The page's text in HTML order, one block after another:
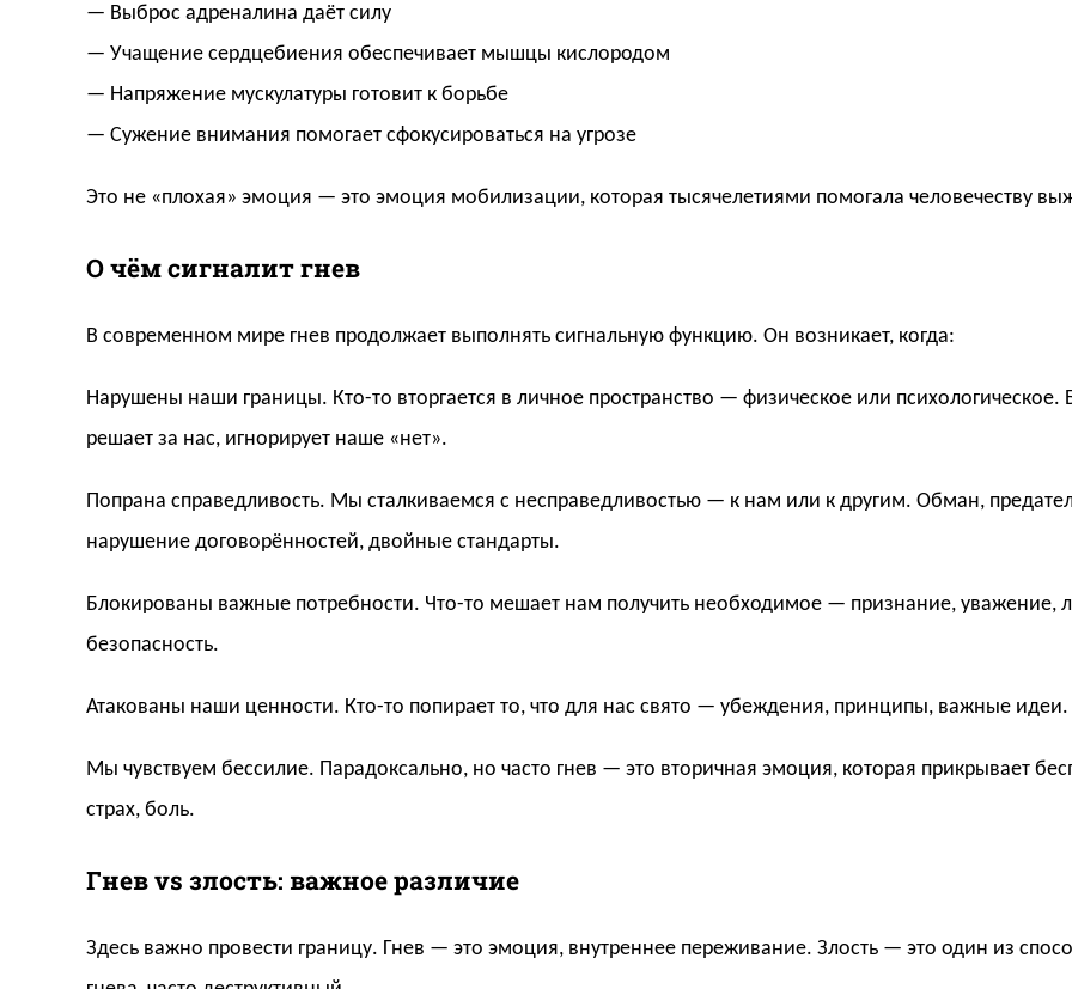
— Выброс адреналина даёт силу
— Учащение сердцебиения обеспечивает мышцы кислородом
— Напряжение мускулатуры готовит к борьбе
— Сужение внимания помогает сфокусироваться на угрозе
Это не «плохая» эмоция — это эмоция мобилизации, которая тысячелетиями помогала человечеству
О чём сигналит гнев
В современном мире гнев продолжает выполнять сигнальную функцию. Он возникает, когда:
Нарушены наши границы. Кто-то вторгается в личное пространство — физическое или психологическое.
решает за нас, игнорирует наше «нет».
Попрана справедливость. Мы сталкиваемся с несправедливостью — к нам или к другим. Обман,
нарушение договорённостей, двойные стандарты.
Блокированы важные потребности. Что-то мешает нам получить необходимое — признание, уважение,
безопасность.
Атакованы наши ценности. Кто-то попирает то, что для нас свято — убеждения, принципы, важные идеи.
Мы чувствуем бессилие. Парадоксально, но часто гнев — это вторичная эмоция, которая прикрывает
страх, боль.
Гнев vs злость: важное различие
Здесь важно провести границу. Гнев — это эмоция, внутреннее переживание. Злость — это один из